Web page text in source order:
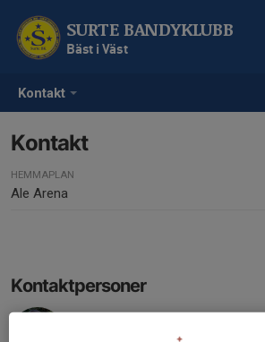
Kontakt
SURTE BANDYKLUBB
Bäst i Väst
Kontakt
HEMMAPLAN
Ale Arena
Kontaktpersoner
Björn Eriksson